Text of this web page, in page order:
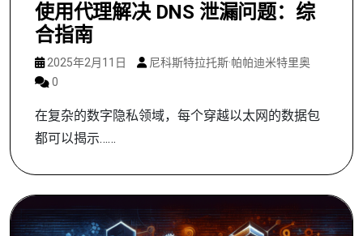
使用代理解决 DNS 泄漏问题：综
合指南
2025年2月11日
尼科斯特拉托斯·帕帕迪米特里奥
0
在复杂的数字隐私领域，每个穿越以太网的数据包
都可以揭示……